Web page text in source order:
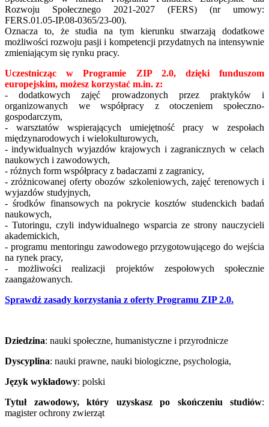
Rozwoju Społecznego 2021-2027 (FERS) (nr umowy:
FERS.01.05-IP.08-0365/23-00).
Oznacza to, że studia na tym kierunku stwarzają dodatkowe
możliwości rozwoju pasji i kompetencji przydatnych na intensywnie
zmieniającym się rynku pracy.
Uczestnicząc w Programie ZIP 2.0, dzięki funduszom
europejskim, możesz korzystać m.in. z:
- dodatkowych zajęć prowadzonych przez praktyków i
organizowanych we współpracy z otoczeniem społeczno-
gospodarczym,
- warsztatów wspierających umiejętność pracy w zespołach
międzynarodowych i wielokulturowych,
- indywidualnych wyjazdów krajowych i zagranicznych w celach
naukowych i zawodowych,
- różnych form współpracy z badaczami z zagranicy,
- zróżnicowanej oferty obozów szkoleniowych, zajęć terenowych i
wyjazdów studyjnych,
- środków finansowych na pokrycie kosztów studenckich badań
naukowych,
- Tutoringu, czyli indywidualnego wsparcia ze strony nauczycieli
akademickich,
- programu mentoringu zawodowego przygotowującego do wejścia
na rynek pracy,
- możliwości realizacji projektów zespołowych społecznie
zaangażowanych.
Sprawdź zasady korzystania z oferty Programu ZIP 2.0.
Dziedzina: nauki społeczne, humanistyczne i przyrodnicze
Dyscyplina: nauki prawne, nauki biologiczne, psychologia,
Język wykładowy: polski
Tytuł zawodowy, który uzyskasz po skończeniu studiów:
magister ochrony zwierząt